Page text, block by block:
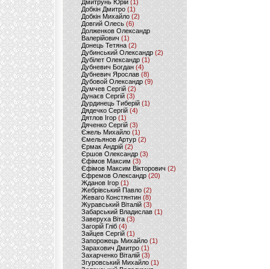
Дмитрунь Юрій (1)
Добкін Дмитро(1)
Добкін Михайло (2)
Довгий Олесь (6)
Долженков Олександр
Валерійович (1)
Донець Тетяна (2)
Дубинський Олександр(2)
Дубілет Олександр (1)
Дубневич Богдан (4)
Дубневич Ярослав (8)
Дубовой Олександр(9)
Думчев Сергій (2)
Дунаєв Сергій(3)
Дурдинець Тиберій (1)
Дядечко Сергій (4)
Дятлов Ігор (1)
Дяченко Сергій (3)
Єжель Михайло (1)
Ємельянов Артур (2)
Єрмак Андрій (2)
Єршов Олександр (3)
Єфімов Максим (3)
Єфімов Максим Вікторович (2)
Єфремов Олександр (20)
Жданов Ігор (1)
Жебрівський Павло (2)
Жеваго Констянтин (8)
Журавський Віталій (3)
Забарський Владислав (1)
Заверуха Віта (3)
Загорій Гліб (4)
Зайцев Сергій(1)
Запорожець Михайло (1)
Зарахович Дмитро (1)
Захарченко Віталій (3)
Згуровський Михайло (1)